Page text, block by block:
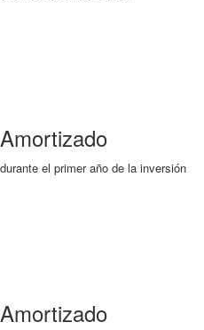
Amortizado
durante el primer año de la inversión
Amortizado